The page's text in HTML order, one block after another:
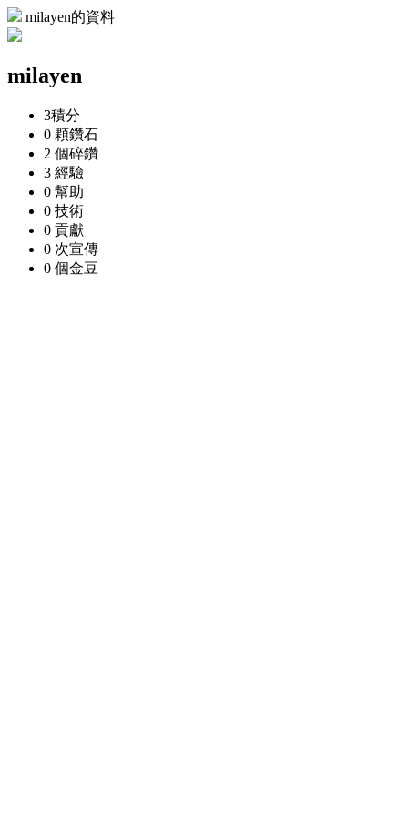
milayen的資料
milayen
3積分
0 顆鑽石
2 個碎鑽
3 經驗
0 幫助
0 技術
0 貢獻
0 次宣傳
0 個金豆